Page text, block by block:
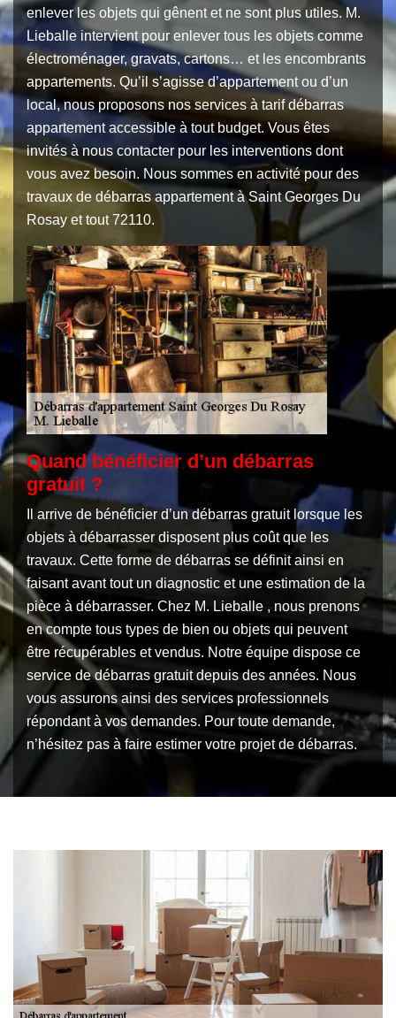
enlever les objets qui gênent et ne sont plus utiles. M.
Lieballe intervient pour enlever tous les objets comme
électroménager, gravats, cartons… et les encombrants
appartements. Qu’il s’agisse d’appartement ou d’un
local, nous proposons nos services à tarif débarras
appartement accessible à tout budget. Vous êtes
invités à nous contacter pour les interventions dont
vous avez besoin. Nous sommes en activité pour des
travaux de débarras appartement à Saint Georges Du
Rosay et tout 72110.
Quand bénéficier d’un débarras
gratuit ?
Il arrive de bénéficier d’un débarras gratuit lorsque les
objets à débarrasser disposent plus coût que les
travaux. Cette forme de débarras se définit ainsi en
faisant avant tout un diagnostic et une estimation de la
pièce à débarrasser. Chez M. Lieballe , nous prenons
en compte tous types de bien ou objets qui peuvent
être récupérables et vendus. Notre équipe dispose ce
service de débarras gratuit depuis des années. Nous
vous assurons ainsi des services professionnels
répondant à vos demandes. Pour toute demande,
n’hésitez pas à faire estimer votre projet de débarras.